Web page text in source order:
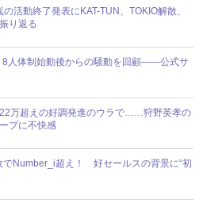
活動終了発表にKAT-TUN、TOKIO解散、
り返る
8人体制始動後からの騒動を回顧――公式サ
万超えの好調発進のウラで……狩野英孝の
プに不快感
でNumber_i超え！ 好セールスの背景に“初